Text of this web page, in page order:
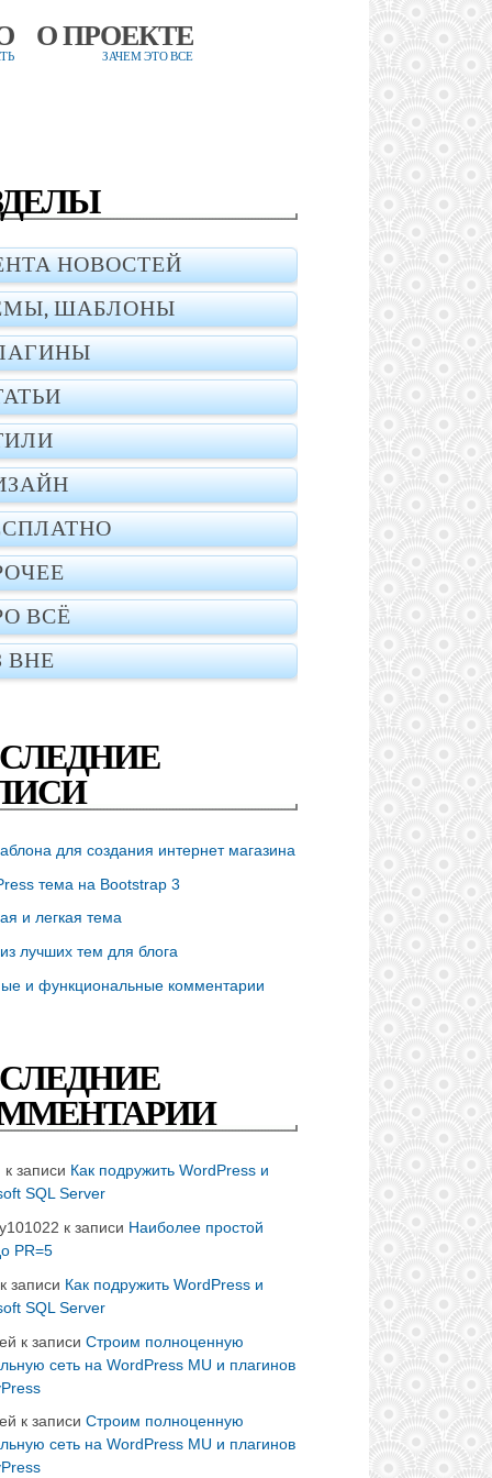
О ПРОЕКТЕ
ЗАЧЕМ ЭТО ВСЕ
НОВОСТЕЙ
ШАБЛОНЫ
ВСЁ
ВНЕ
для создания интернет магазина
тема на Bootstrap 3
и легкая тема
лучших тем для блога
и функциональные комментарии
к записи Как подружить WordPress и
SQL Server
к записи Наиболее простой
PR=5
записи Как подружить WordPress и
SQL Server
к записи Строим полноценную
сеть на WordPress MU и плагинов
к записи Строим полноценную
сеть на WordPress MU и плагинов